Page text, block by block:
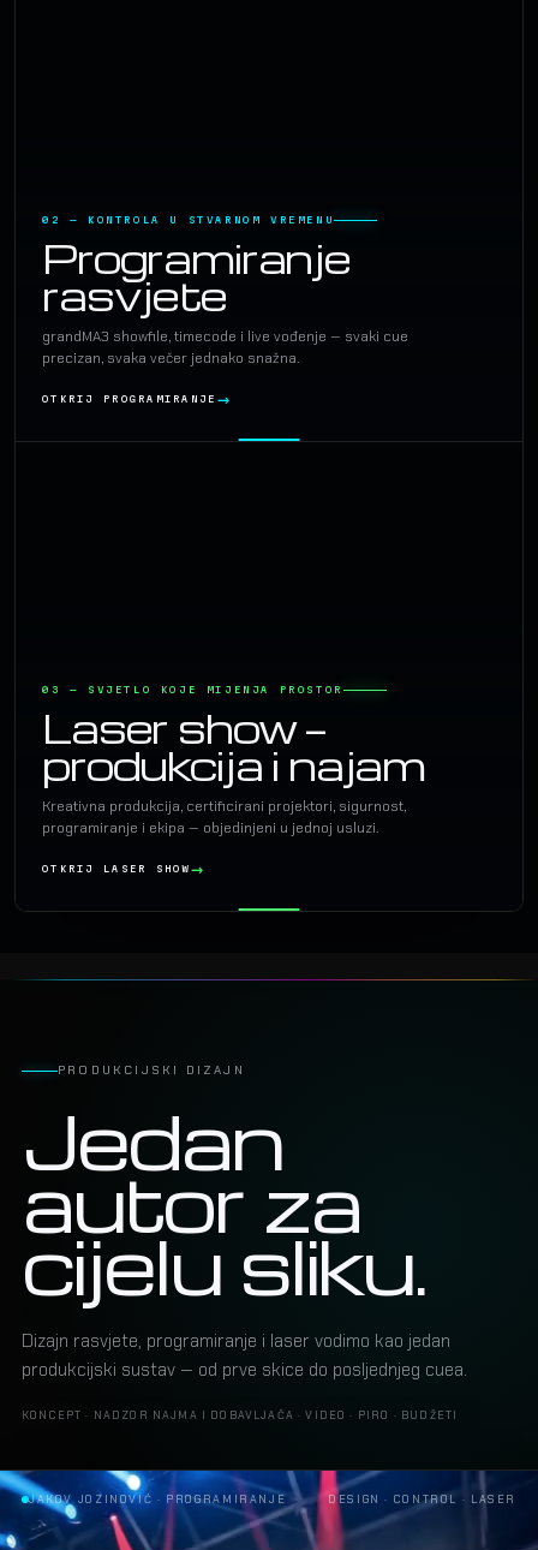
02 — KONTROLA U STVARNOM VREMENU
Programiranje
rasvjete
grandMA3 showfile, timecode i live vođenje — svaki cue
precizan, svaka večer jednako snažna.
OTKRIJ PROGRAMIRANJE
03 — SVJETLO KOJE MIJENJA PROSTOR
Laser show —
produkcija i najam
Kreativna produkcija, certificirani projektori, sigurnost,
programiranje i ekipa — objedinjeni u jednoj usluzi.
OTKRIJ LASER SHOW
PRODUKCIJSKI DIZAJN
Jedan
autor za
cijelu sliku.
Dizajn rasvjete, programiranje i laser vodimo kao jedan
produkcijski sustav — od prve skice do posljednjeg cuea.
KONCEPT · NADZOR NAJMA I DOBAVLJAČA · VIDEO · PIRO · BUDŽETI
ALEKSANDRA PRIJOVIĆ · LASER SHOW DESIGN · CONTROL · LASER